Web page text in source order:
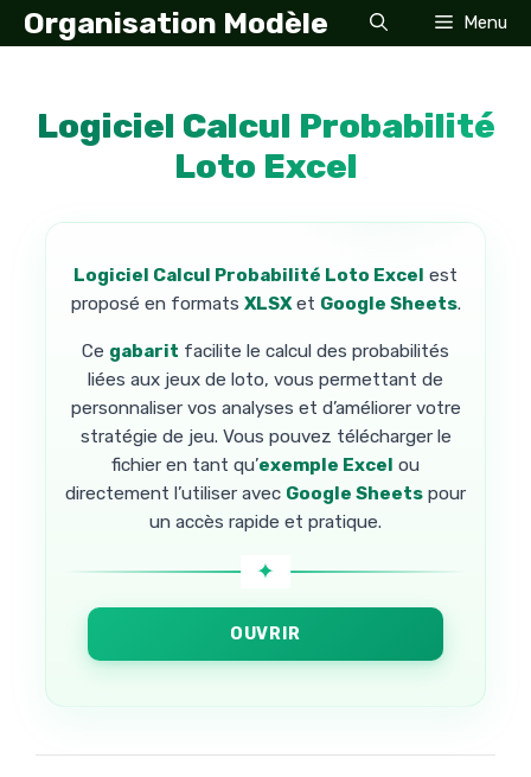
AllerOrganisation Modèle Menu
Logiciel Calcul Probabilité
Loto Excel
Logiciel Calcul Probabilité Loto Excel est
proposé en formats XLSXet Google Sheets.
Ce gabarit facilite le calcul des probabilités
liées aux jeux de loto, vous permettant de
personnaliser vos analyses et d’améliorer votre
stratégie de jeu. Vous pouvez télécharger le
fichier en tant qu’exemple Excel ou
directement l’utiliser avec Google Sheets pour
un accès rapide et pratique.
OUVRIR